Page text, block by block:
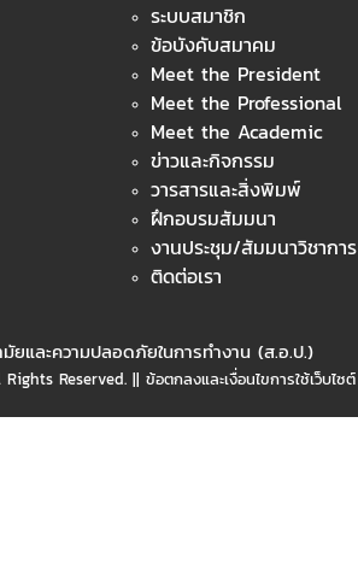
ระบบสมาชิก
ข้อบังคับสมาคม
Meet the President
Meet the Professional
Meet the Academic
ข่าวและกิจกรรม
วารสารและสิ่งพิมพ์
ฝึกอบรมสัมมนา
งานประชุม/สัมมนาวิชาการ
ติดต่อเรา
ยและความปลอดภัยในการทำงาน (ส.อ.ป.)
Reserved. || ข้อตกลงและเงื่อนไขการใช้เว็บไซต์